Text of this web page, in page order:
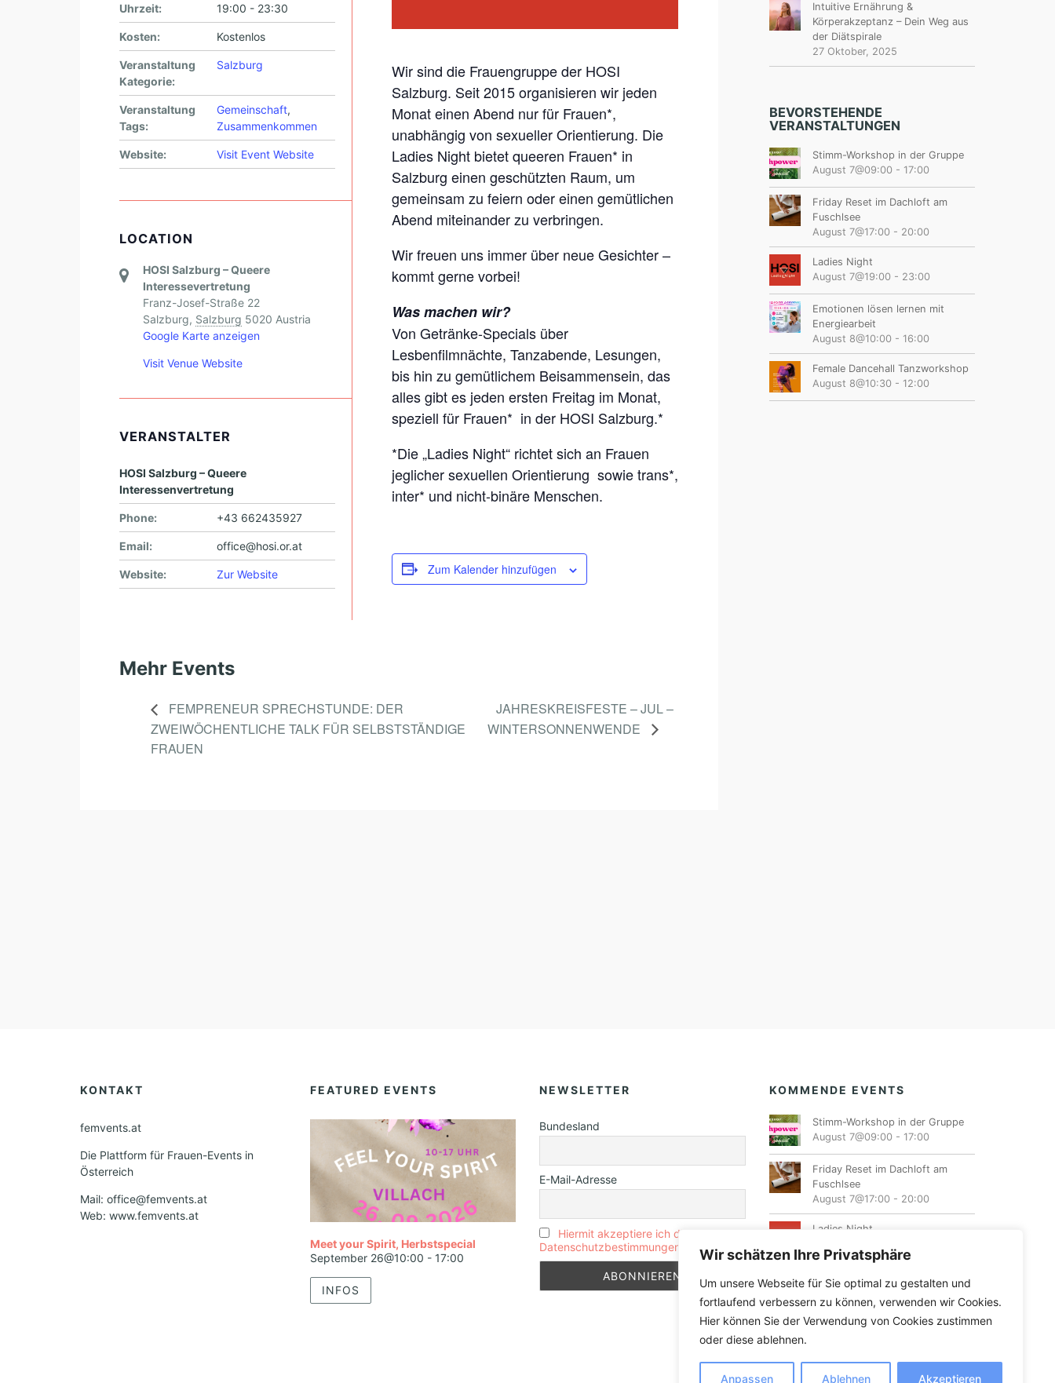
Wir schätzen Ihre Privatsphäre
Um unsere Webseite für Sie optimal zu gestalten und
fortlaufend verbessern zu können, verwenden wir Cookies.
Hier können Sie der Verwendung von Cookies zustimmen
oder diese ablehnen.
Anpassen Ablehnen Akzeptieren
Wir sind die Frauengruppe der HOSI
Salzburg. Seit 2015 organisieren wir jeden
Monat einen Abend nur für Frauen*,
unabhängig von sexueller Orientierung. Die
Ladies Night bietet queeren Frauen* in
Salzburg einen geschützten Raum, um
gemeinsam zu feiern oder einen gemütlichen
Abend miteinander zu verbringen.
Wir freuen uns immer über neue Gesichter –
kommt gerne vorbei!
Was machen wir?
Von Getränke-Specials über
Lesbenfilmnächte, Tanzabende, Lesungen,
bis hin zu gemütlichem Beisammensein, das
alles gibt es jeden ersten Freitag im Monat,
speziell für Frauen* in der HOSI Salzburg.*
*Die „Ladies Night“ richtet sich an Frauen
jeglicher sexuellen Orientierung sowie trans*,
inter* und nicht-binäre Menschen.
Zum Kalender hinzufügen
Uhrzeit: 19:00 - 23:30
Kosten: Kostenlos
Veranstaltung
Kategorie:
Salzburg
Veranstaltung
Tags:
Gemeinschaft,
Zusammenkommen
Website: Visit Event Website
LOCATION
HOSI Salzburg – Queere
Interessevertretung
Franz-Josef-Straße 22
Salzburg, Salzburg 5020 Austria
Google Karte anzeigen
Visit Venue Website
VERANSTALTER
HOSI Salzburg – Queere
Interessenvertretung
Phone: +43 662435927
Email: office@hosi.or.at
Website: Zur Website
Mehr Events
FEMPRENEUR SPRECHSTUNDE: DER
ZWEIWÖCHENTLICHE TALK FÜR SELBSTSTÄNDIGE
FRAUEN
JAHRESKREISFESTE – JUL –
WINTERSONNENWENDE
Intuitive Ernährung &
Körperakzeptanz – Dein Weg aus
der Diätspirale
27 Oktober, 2025
BEVORSTEHENDE
VERANSTALTUNGEN
Stimm-Workshop in der Gruppe
August 7@09:00- 17:00
Friday Reset im Dachloft am
Fuschlsee
August 7@17:00- 20:00
Ladies Night
August 7@19:00- 23:00
Emotionen lösen lernen mit
Energiearbeit
August 8@10:00- 16:00
Female Dancehall Tanzworkshop
August 8@10:30- 12:00
KONTAKT
femvents.at
Die Plattform für Frauen-Events in
Österreich
Mail: office@femvents.at
Web: www.femvents.at
FEATURED EVENTS
Meet your Spirit, Herbstspecial
September 26@10:00 - 17:00
INFOS
NEWSLETTER
Bundesland
E-Mail-Adresse
Hiermit akzeptiere ich die
Datenschutzbestimmungen
KOMMENDE EVENTS
Stimm-Workshop in der Gruppe
August 7@09:00- 17:00
Friday Reset im Dachloft am
Fuschlsee
August 7@17:00- 20:00
Ladies Night
Emotionen lösen lernen mit
Energiearbeit
August 8@10:00-16:00